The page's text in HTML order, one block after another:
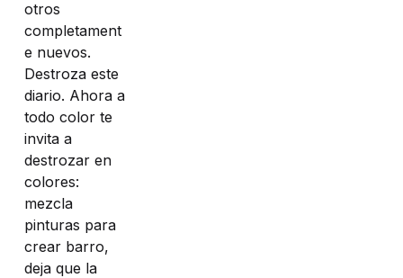
otros
completament
e nuevos.
Destroza este
diario. Ahora a
todo color te
invita a
destrozar en
colores:
mezcla
pinturas para
crear barro,
deja que la